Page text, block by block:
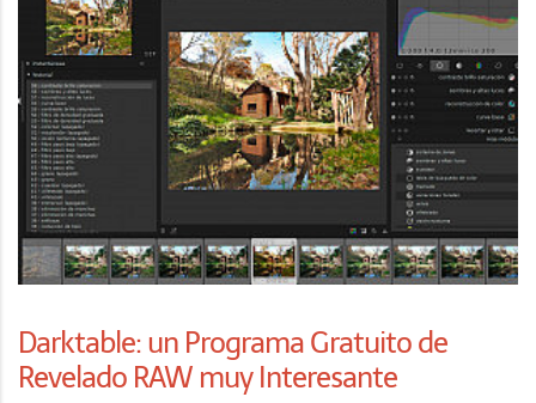
Darktable: un Programa Gratuito de
Revelado RAW muy Interesante